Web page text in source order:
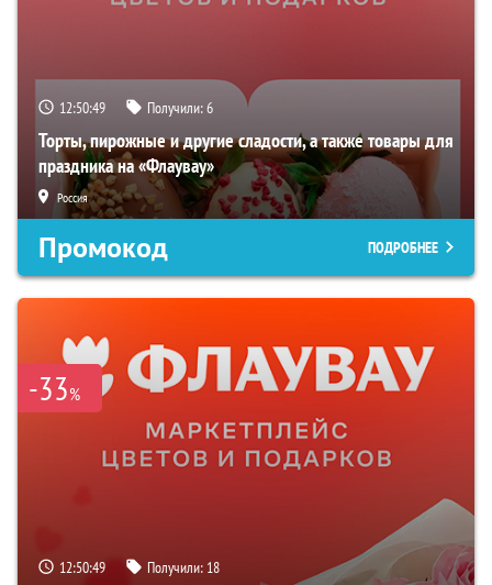
12:50:48 Получили:6
Торты, пирожные и другие сладости, а также товары для
праздника на «Флаувау»
Россия
Промокод ПОДРОБНЕЕ
-33%
12:50:48 Получили: 18